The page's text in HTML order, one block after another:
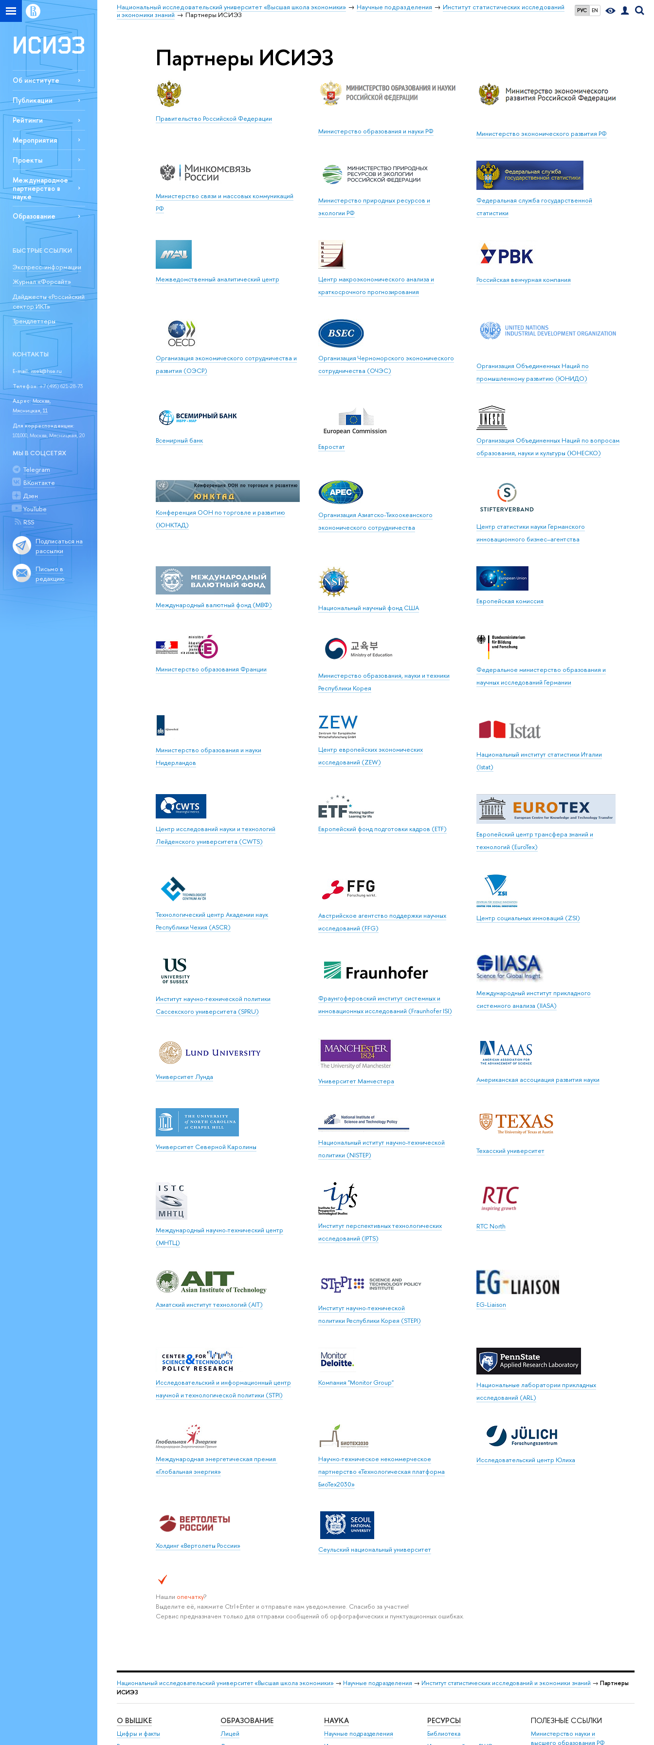
РУС EN
Национальный исследовательский университет «Высшая школа экономики» Научные подразделения
Институт статистических исследований
и экономики знаний
Партнеры ИСИЭЗ
Об институте
Публикации
Рейтинги
Мероприятия
Проекты
Международное
партнерство в
науке
Образование
БЫСТРЫЕ ССЫЛКИ
Экспресс-информации
Журнал «Форсайт»
Дайджесты «Российский
сектор ИКТ»
Трендлеттеры
КОНТАКТЫ
E-mail:issek@hse.ru
Телефон:+7 (495) 621-28-73
Адрес: Москва,
Мясницкая, 11
Для корреспонденции:
101000, Москва, Мясницкая, 20
МЫ В СОЦСЕТЯХ
Telegram
ВКонтакте
Дзен
YouTube
RSS
Подписаться на
рассылки
Письмо в
редакцию
Партнеры ИСИЭЗ
Правительство Российской Федерации
Министерство образования и науки РФ
Министерство экономического развития РФ
Министерство связи и массовых коммуникаций
РФ
Министерство природных ресурсов и
экологии РФ
Федеральная служба государственной
статистики
Межведомственный аналитический центр
Центр макроэкономического анализа и
краткосрочного прогнозирования
Российская венчурная компания
Организация экономического сотрудничества и
развития (ОЭСР)
Организация Черноморского экономического
сотрудничества (ОЧЭС)
Организация Объединенных Наций по
промышленному развитию (ЮНИДО)
Всемирный банк
Евростат
Организация Объединенных Наций по вопросам
образования, науки и культуры (ЮНЕСКО)
Конференция ООН по торговле и развитию
(ЮНКТАД)
Организация Азиатско-Тихоокеанского
экономического сотрудничества
Центр статистики науки Германского
инновационного бизнес–агентства
Международный валютный фонд (МВФ) Национальный научный фонд США
Европейская комиссия
Министерство образования Франции
Министерство образования, науки и техники
Республики Корея
Федеральное министерство образования и
научных исследований Германии
Министерство образования и науки
Нидерландов
Центр европейских экономических
исследований (ZEW)
Национальный институт статистики Италии
(Istat)
Центр исследований науки и технологий
Лейденского университета (CWTS)
Европейский фонд подготовки кадров (ETF)
Европейский центр трансфера знаний и
технологий (EuroTex)
Технологический центр Академии наук
Республики Чехия (ASCR)
Австрийское агентство поддержки научных
исследований (FFG)
Центр социальных инноваций (ZSI)
Институт научно-технической политики
Сассекского университета (SPRU)
Фраунгоферовский институт системных и
инновационных исследований (Fraunhofer ISI)
Международный институт прикладного
системного анализа (IIASA)
Университет Лунда Университет Манчестера Aмериканская ассоциация развития науки
Университет Северной Каролины
Национальный иститут научно-технической
политики (NISTEP)
Техасский университет
Международный научно-технический центр
(МНТЦ)
Институт перспективных технологических
исследований (IPTS)
RTC North
Азиатский институт технологий (AIT)
Институт научно-технической
политики Республики Корея (STEPI)
EG-Liaison
Исследовательский и информационный центр
научной и технологической политики (STPI)
Компания "Monitor Group"
Национальные лаборатории прикладных
исследований (ARL)
Международная энергетическая премия
«Глобальная энергия»
Научно-техническое некоммерческое
партнерство «Технологическая платформа
БиоТех2030»
Исследовательский центр Юлиха
Холдинг «Вертолеты России» Сеульский национальный университет
Нашли опечатку?
Выделите её, нажмите Ctrl+Enter и отправьте нам уведомление. Спасибо за участие!
Сервис предназначен только для отправки сообщений об орфографических и пунктуационных ошибках.
Национальный исследовательский университет «Высшая школа экономики» → Научные подразделения → Институт статистических исследований и экономики знаний → Партнеры
ИСИЭЗ
О ВЫШКЕ
Цифры и факты
ОБРАЗОВАНИЕ
Лицей
НАУКА
Научные подразделения
РЕСУРСЫ
Библиотека
ПОЛЕЗНЫЕ ССЫЛКИ
Министерство науки и
высшего образования РФ